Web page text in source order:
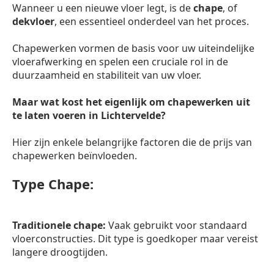
Wanneer u een nieuwe vloer legt, is dechape, of
dekvloer, een essentieel onderdeel van het proces.
Chapewerken vormen de basis voor uw uiteindelijke
vloerafwerking en spelen een cruciale rol in de
duurzaamheid en stabiliteit van uw vloer.
Maar wat kost het eigenlijk om chapewerken uit
te laten voeren in Lichtervelde?
Hier zijn enkele belangrijke factoren die de prijs van
chapewerken beïnvloeden.
Type Chape:
Traditionele chape: Vaak gebruikt voor standaard
vloerconstructies. Dit type is goedkoper maar vereist
langere droogtijden.